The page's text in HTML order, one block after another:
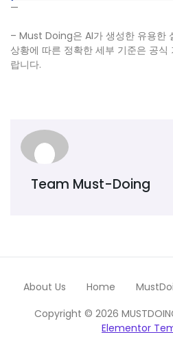
—
– Must Doing은 AI가 생성한 유용한
상황에 따른 정확한 세부 기준은 공
랍니다.
Team Must-Doing
Copyright © 2026
Elementor
About Us Home